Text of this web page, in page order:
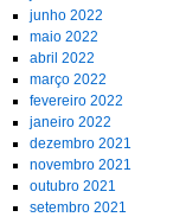
junho 2022
maio 2022
abril 2022
março 2022
fevereiro 2022
janeiro 2022
dezembro 2021
novembro 2021
outubro 2021
setembro 2021